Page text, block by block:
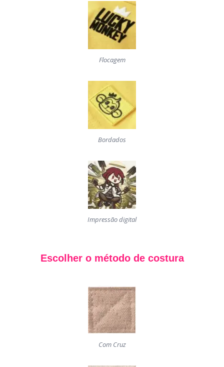
Flocagem
Bordados
Impressão digital
Escolher o método de costura
Com Cruz